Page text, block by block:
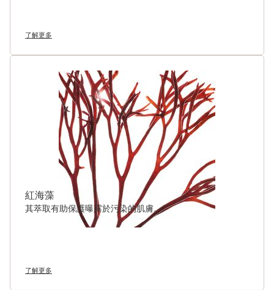
了解更多
紅海藻
其萃取有助保護曝露於污染的肌膚。
了解更多